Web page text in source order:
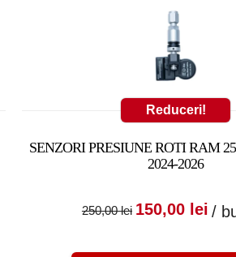
Reduceri!
SENZORI PRESIUNE ROTI RAM
2024-2026
250,00lei
Prețul
150,00 lei /